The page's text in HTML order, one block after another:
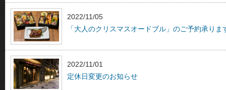
2022/11/05
「大人のクリスマスオードブル」のご予約承り
2022/11/01
定休日変更のお知らせ